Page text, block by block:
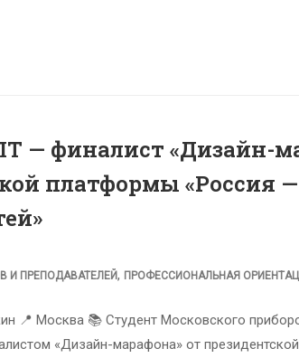
— финалист «Дизайн-
платформы «Россия
И ПРЕПОДАВАТЕЛЕЙ, ПРОФЕССИОНАЛЬНАЯ
📍 Москва 📚 Студент Московского
«Дизайн-марафона» от